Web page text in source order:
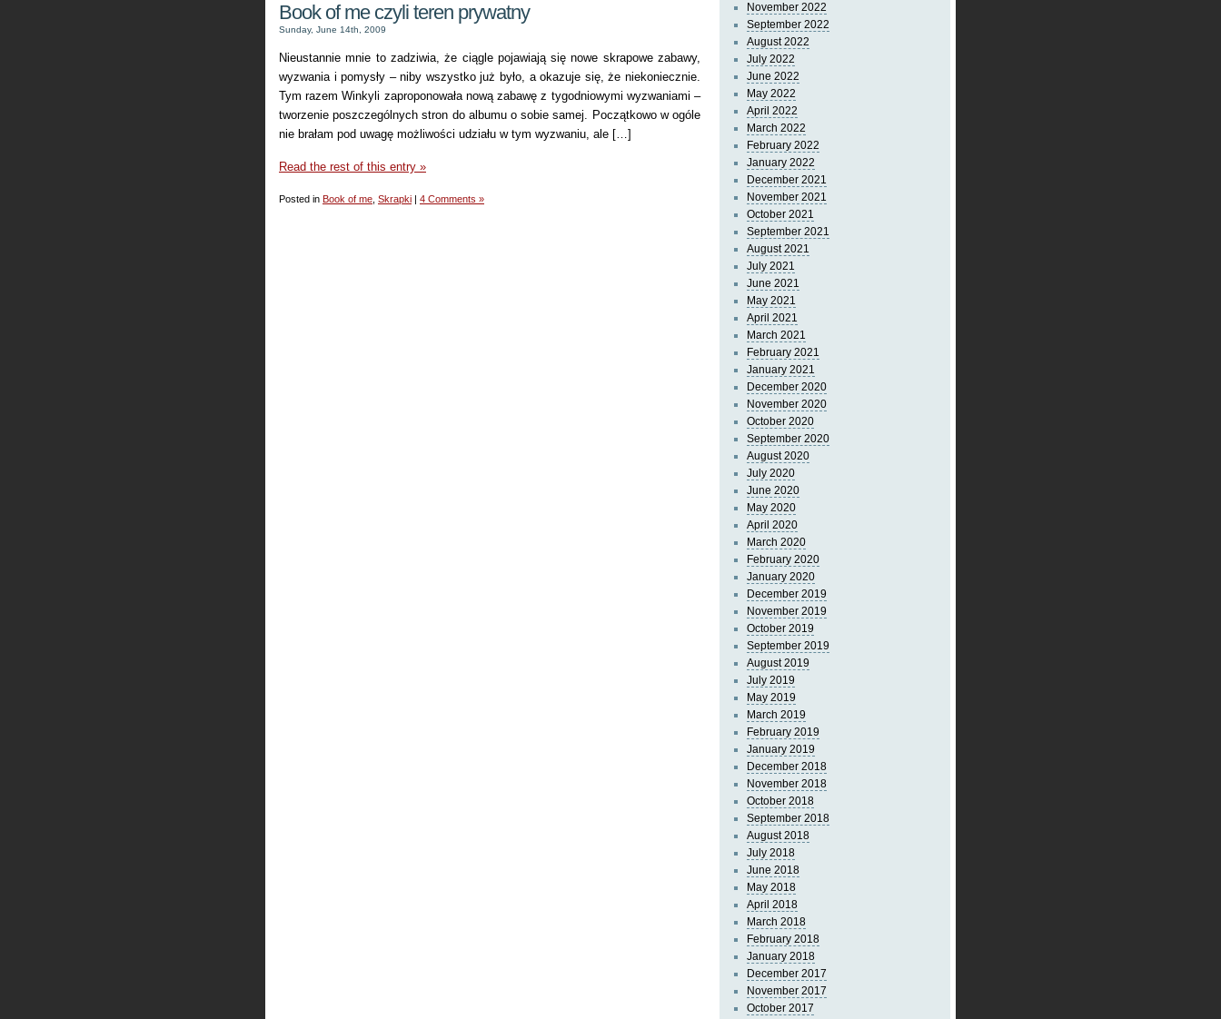
Book of me czyli teren prywatny
Sunday, June 14th, 2009
Nieustannie mnie to zadziwia, że ciągle pojawiają się nowe skrapowe zabawy,
wyzwania i pomysły – niby wszystko już było, a okazuje się, że niekoniecznie.
Tym razem Winkyli zaproponowała nową zabawę z tygodniowymi wyzwaniami –
tworzenie poszczególnych stron do albumu o sobie samej. Początkowo w ogóle
nie brałam pod uwagę możliwości udziału w tym wyzwaniu, ale […]
Read the rest of this entry »
Posted in Book of me Skrapki | 4 Comments »
November 2022
September 2022
August 2022
July 2022
June 2022
May 2022
April 2022
March 2022
February 2022
January 2022
December 2021
November 2021
October 2021
September 2021
August 2021
July 2021
June 2021
May 2021
April 2021
March 2021
February 2021
January 2021
December 2020
November 2020
October 2020
September 2020
August 2020
July 2020
June 2020
May 2020
April 2020
March 2020
February 2020
January 2020
December 2019
November 2019
October 2019
September 2019
August 2019
July 2019
May 2019
March 2019
February 2019
January 2019
December 2018
November 2018
October 2018
September 2018
August 2018
July 2018
June 2018
May 2018
April 2018
March 2018
February 2018
January 2018
December 2017
November 2017
October 2017